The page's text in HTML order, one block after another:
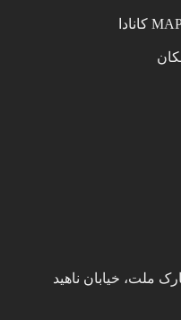
ملت، خیابان ناهید